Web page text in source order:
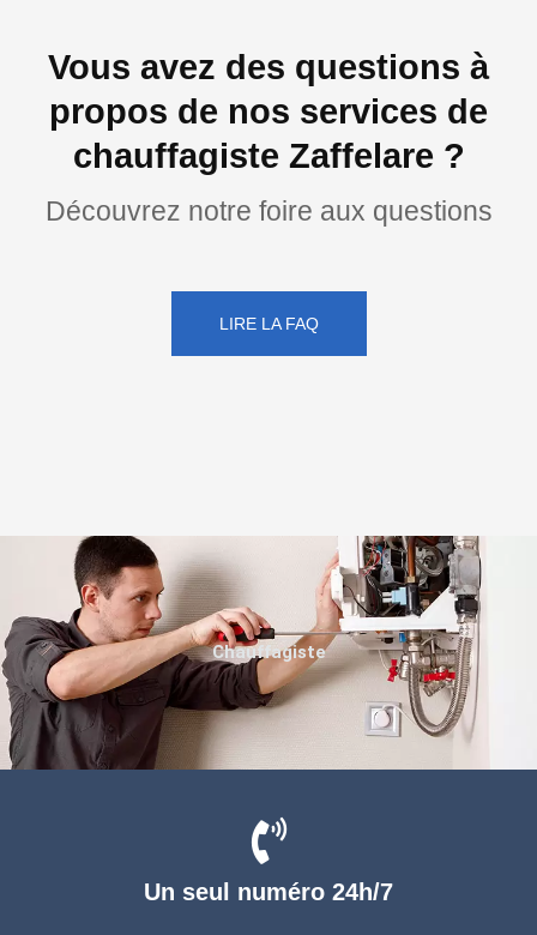
Vous avez des questions à
propos de nos services de
chauffagiste Zaffelare ?
Découvrez notre foire aux questions
LIRE LA FAQ
Un seul numéro 24h/7
Chauffagiste